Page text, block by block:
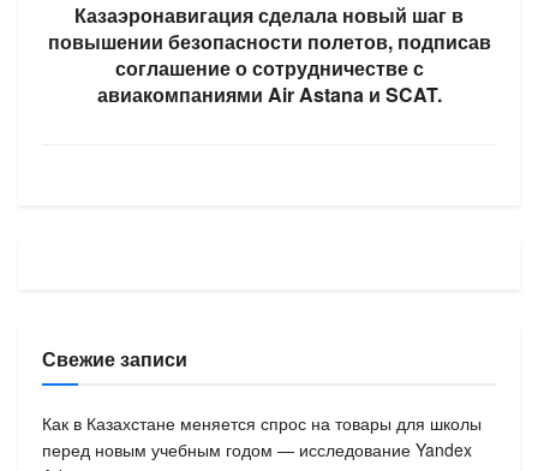
Казаэронавигация сделала новый шаг в
повышении безопасности полетов, подписав
соглашение о сотрудничестве с
авиакомпаниями Air Astana и SCAT.
Свежие записи
Как в Казахстане меняется спрос на товары для школы
перед новым учебным годом — исследование Yandex